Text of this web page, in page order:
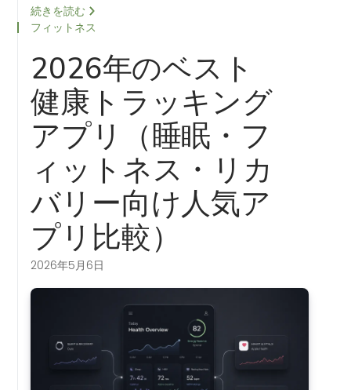
続きを読む
フィットネス
2026年のベスト
健康トラッキング
アプリ（睡眠・フ
ィットネス・リカ
バリー向け人気ア
プリ比較）
2026年5月6日